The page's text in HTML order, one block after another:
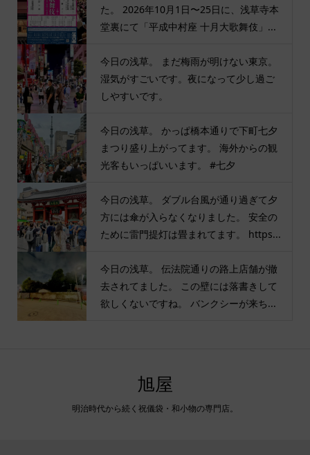
た。 2026年10月1日〜25日に、浅草寺本
堂裏にて「平成中村座 十月大歌舞伎」...
今日の浅草。 まだ梅雨が明けない東京。
湿気がすごいです。夜になって少し過ご
しやすいです。
今日の浅草。 かっぱ橋本通りで下町七夕
まつり盛り上がってます。 海外からの観
光客もいっぱいいます。 #七夕
今日の浅草。 ダブル台風が通り過ぎて夕
方には傘が入らなくなりました。 安全の
ために雷門提灯は畳まれてます。 https...
今日の浅草。 伝法院通りの路上店舗が撤
去されてました。 この壁には落書きして
欲しくないですね。 バンクシーが来ち...
旭屋
明治時代から続く祝儀袋・和小物の専門店。